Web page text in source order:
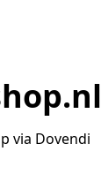
via Dovendi